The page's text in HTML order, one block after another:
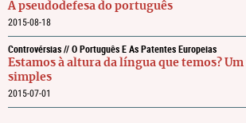
A pseudodefesa do português
2015-08-18
Controvérsias // O Português E As Patentes Europeias
Estamos à altura da língua que temos?
simples
2015-07-01